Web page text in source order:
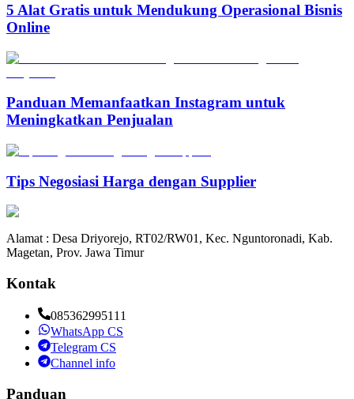
5 Alat Gratis untuk Mendukung Operasional Bisnis
Online
Panduan Memanfaatkan Instagram untuk
Meningkatkan Penjualan
Tips Negosiasi Harga dengan Supplier
Alamat : Desa Driyorejo, RT02/RW01, Kec. Nguntoronadi, Kab.
Magetan, Prov. Jawa Timur
Kontak
085362995111
WhatsApp CS
Telegram CS
Channel info
Panduan